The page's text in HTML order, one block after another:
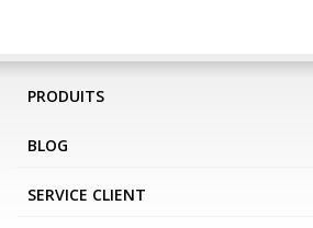
PRODUITS
BLOG
SERVICE CLIENT